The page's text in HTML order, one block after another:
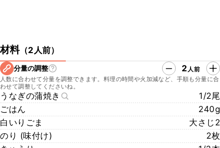
材料（2人前）
分量の調整 2 人前
人数に合わせて分量を調整できます。料理の時間や火加減など、手順も分量に合
わせて調整してくださいね。
うなぎの蒲焼き
1/2尾
ごはん
240g
白いりごま
大さじ2
のり (味付け)
2枚